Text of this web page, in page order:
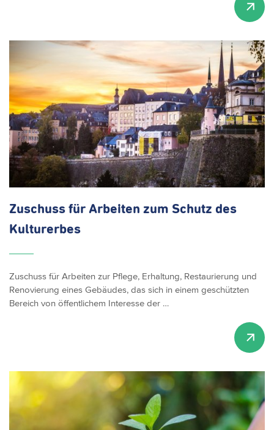
Zuschuss für Arbeiten zum Schutz des
Kulturerbes
Zuschuss für Arbeiten zur Pflege, Erhaltung, Restaurierung und
Renovierung eines Gebäudes, das sich in einem geschützten
Bereich von öffentlichem Interesse der …